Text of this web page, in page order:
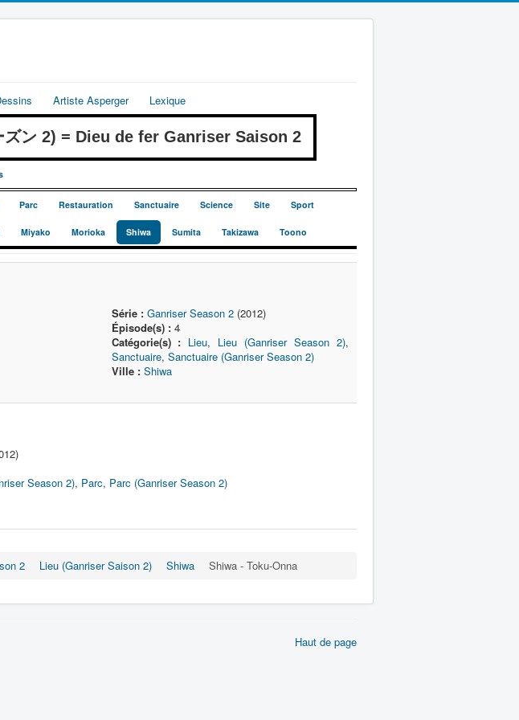
Artiste Asperger Lexique
ン 2) = Dieu de fer Ganriser Saison 2
Parc Restauration Sanctuaire Science Site Sport
Miyako Morioka Shiwa Sumita Takizawa Toono
Série : Ganriser Season 2(2012)
Épisode(s) :4
Catégorie(s) : Lieu, Lieu (Ganriser Season 2),
Sanctuaire, Sanctuaire (Ganriser Season 2)
Ville : Shiwa
Season 2), Parc, Parc (Ganriser Season 2)
2 Lieu (Ganriser Saison 2) Shiwa Shiwa - Toku-Onna
Haut de page